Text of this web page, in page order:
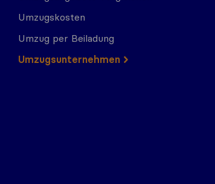
Umzugskosten
Umzug per Beiladung
Umzugs​​unternehmen